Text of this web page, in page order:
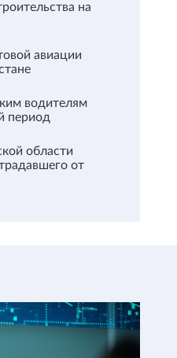
на
авиации
водителям
период
области
от